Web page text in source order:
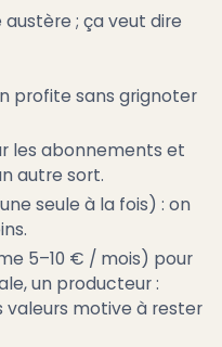
; ça veut dire
profite sans grignoter
les abonnements et
autre sort.
seule à la fois) : on
5–10 € / mois) pour
un producteur :
valeurs motive à rester